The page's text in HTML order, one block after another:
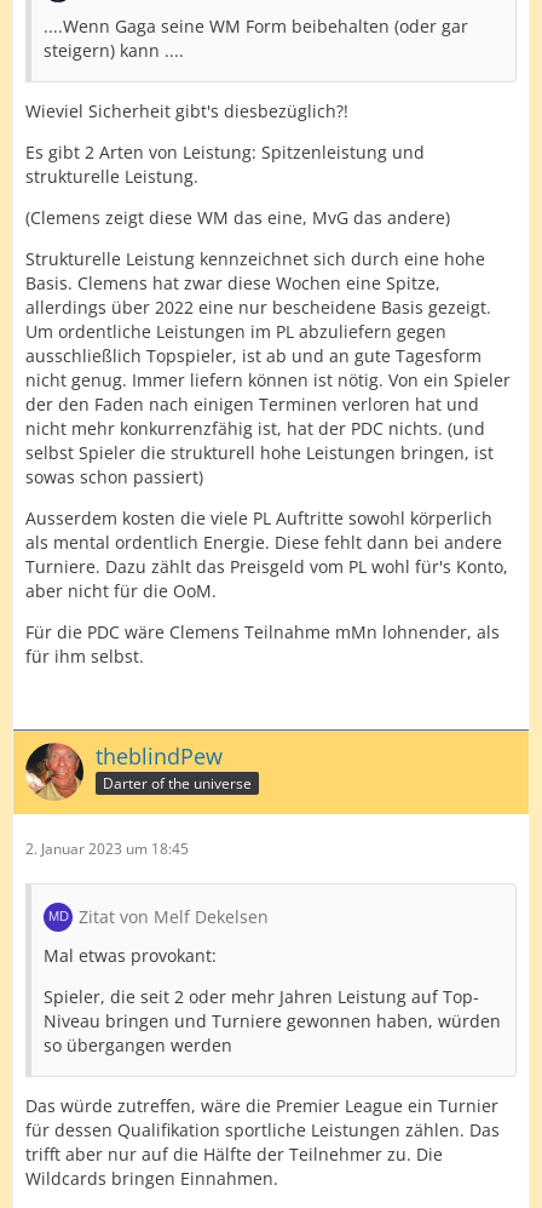
....Wenn Gaga seine WM Form beibehalten (oder gar
steigern) kann ....
Wieviel Sicherheit gibt's diesbezüglich?!
Es gibt 2 Arten von Leistung: Spitzenleistung und
strukturelle Leistung.
(Clemens zeigt diese WM das eine, MvG das andere)
Strukturelle Leistung kennzeichnet sich durch eine hohe
Basis. Clemens hat zwar diese Wochen eine Spitze,
allerdings über 2022 eine nur bescheidene Basis gezeigt.
Um ordentliche Leistungen im PL abzuliefern gegen
ausschließlich Topspieler, ist ab und an gute Tagesform
nicht genug. Immer liefern können ist nötig. Von ein Spieler
der den Faden nach einigen Terminen verloren hat und
nicht mehr konkurrenzfähig ist, hat der PDC nichts. (und
selbst Spieler die strukturell hohe Leistungen bringen, ist
sowas schon passiert)
Ausserdem kosten die viele PL Auftritte sowohl körperlich
als mental ordentlich Energie. Diese fehlt dann bei andere
Turniere. Dazu zählt das Preisgeld vom PL wohl für's Konto,
aber nicht für die OoM.
Für die PDC wäre Clemens Teilnahme mMn lohnender, als
für ihm selbst.
theblindPew
Darter of the universe
2. Januar 2023 um 18:45
Zitat von Melf Dekelsen
Mal etwas provokant:
Spieler, die seit 2 oder mehr Jahren Leistung auf Top-
Niveau bringen und Turniere gewonnen haben, würden
so übergangen werden
Das würde zutreffen, wäre die Premier League ein Turnier
für dessen Qualifikation sportliche Leistungen zählen. Das
trifft aber nur auf die Hälfte der Teilnehmer zu. Die
Wildcards bringen Einnahmen.